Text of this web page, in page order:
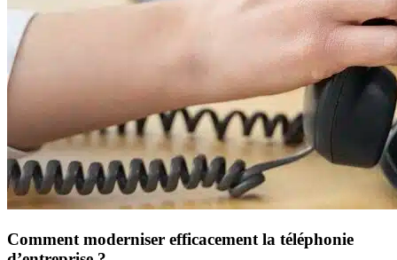
Comment moderniser efficacement la téléphonie